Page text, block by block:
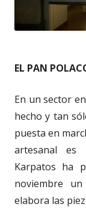
EL PAN
En un sector
hecho y tan
puesta en
artesanal es
Karpatos ha
noviembre
elabora las